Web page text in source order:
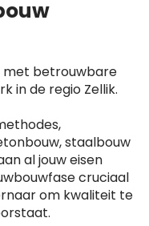
met betrouwbare
in de regio Zellik.
staalbouw
al jouw eisen
cruciaal
om kwaliteit te